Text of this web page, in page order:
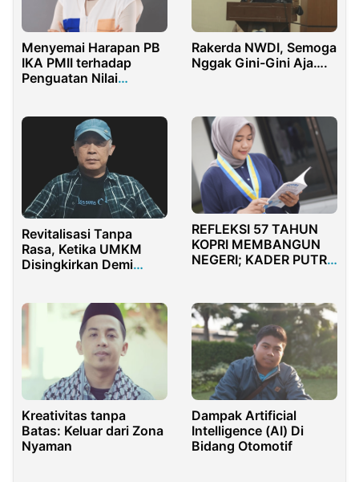
Menyemai Harapan PB
IKA PMII terhadap
Penguatan Nilai
Kebangsaan
Rakerda NWDI, Semoga
Nggak Gini-Gini Aja….
Revitalisasi Tanpa
Rasa, Ketika UMKM
Disingkirkan Demi
REFLEKSI 57 TAHUN
KOPRI MEMBANGUN
NEGERI; KADER PUTRI
Kreativitas tanpa
Batas: Keluar dari Zona
Nyaman
Dampak Artificial
Intelligence (AI) Di
Bidang Otomotif